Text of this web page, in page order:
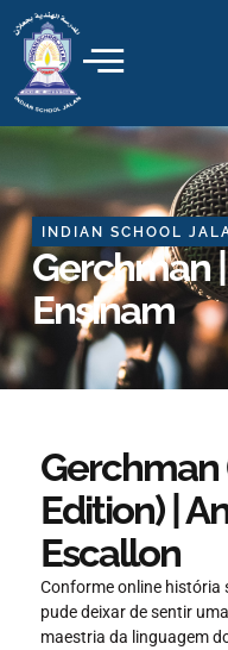
to
content
INDIAN SCHOOL
Gerchman
Ensinam
Edition) |
Escallon
Conforme online história
pude deixar de sentir
maestria da linguagem